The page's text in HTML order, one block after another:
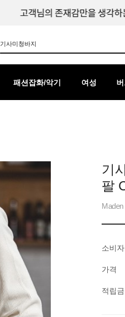
패션잡화/악기 여성
기
팔
소비
가격
적립금